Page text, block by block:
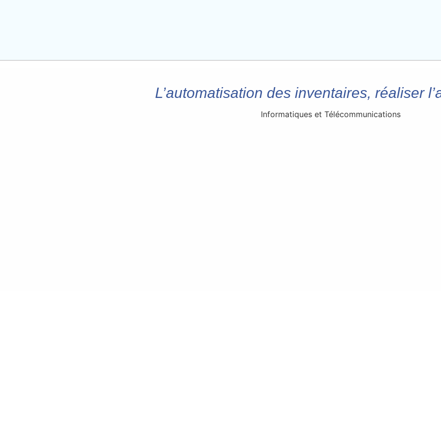
L’automatisation des inventaires, réaliser
Informatiques et Télécommunications